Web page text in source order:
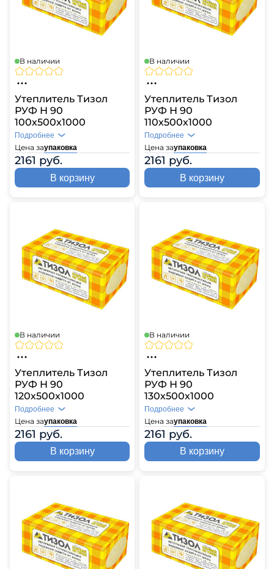
В наличии
Утеплитель Тизол
РУФ Н 90
100х500х1000
Цена заупаковка
2161 руб.
Подробнее
В корзину
В наличии
Утеплитель Тизол
РУФ Н 90
110х500х1000
Цена заупаковка
2161 руб.
Подробнее
В корзину
В наличии
Утеплитель Тизол
РУФ Н 90
120х500х1000
Цена заупаковка
2161 руб.
Подробнее
В корзину
В наличии
Утеплитель Тизол
РУФ Н 90
130х500х1000
Цена заупаковка
2161 руб.
Подробнее
В корзину